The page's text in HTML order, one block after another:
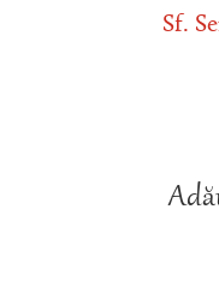
Sf.